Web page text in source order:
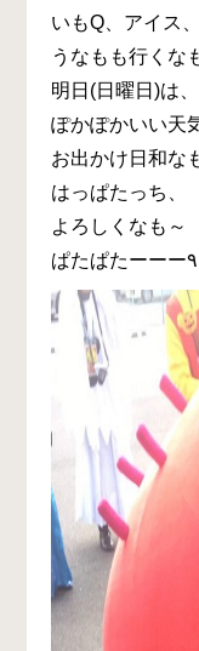
いもQ、アイス
うなもも行くな
明日(日曜日)は
ぽかぽかいい天
お出かけ日和な
はっぱたっち、
よろしくなも～